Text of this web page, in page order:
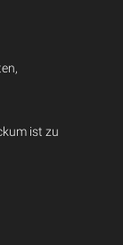
ist zu